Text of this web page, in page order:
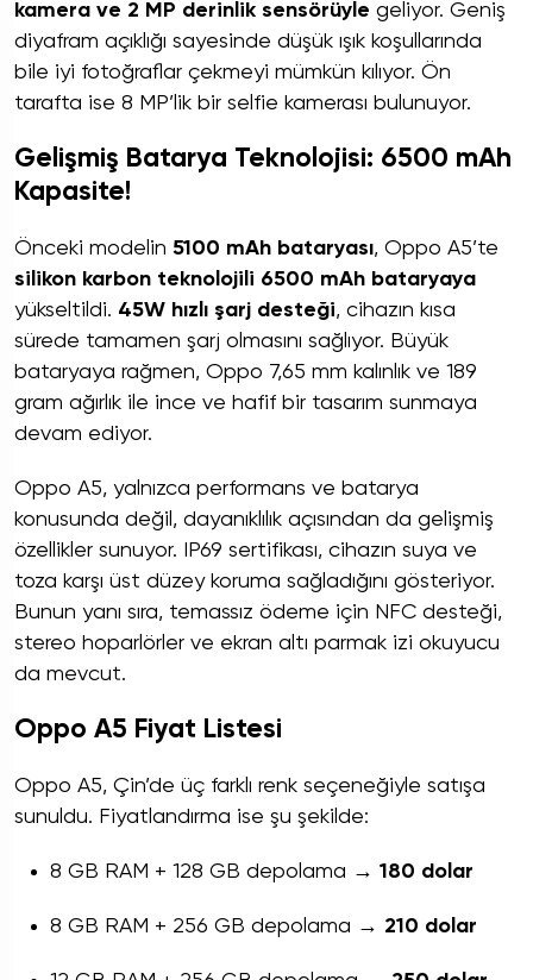
kamera ve 2 MP derinlik sensörüyle geliyor. Geniş
diyafram açıklığı sayesinde düşük ışık koşullarında
bile iyi fotoğraflar çekmeyi mümkün kılıyor. Ön
tarafta ise 8 MP’lik bir selfie kamerası bulunuyor.
Gelişmiş Batarya Teknolojisi: 6500 mAh
Kapasite!
Önceki modelin 5100 mAh bataryası, Oppo A5’te
silikon karbon teknolojili 6500 mAh bataryaya
yükseltildi. 45W hızlı şarj desteği, cihazın kısa
sürede tamamen şarj olmasını sağlıyor. Büyük
bataryaya rağmen, Oppo 7,65 mm kalınlık ve 189
gram ağırlık ile ince ve hafif bir tasarım sunmaya
devam ediyor.
Oppo A5, yalnızca performans ve batarya
konusunda değil, dayanıklılık açısından da gelişmiş
özellikler sunuyor. IP69 sertifikası, cihazın suya ve
toza karşı üst düzey koruma sağladığını gösteriyor.
Bunun yanı sıra, temassız ödeme için NFC desteği,
stereo hoparlörler ve ekran altı parmak izi okuyucu
da mevcut.
Oppo A5 Fiyat Listesi
Oppo A5, Çin’de üç farklı renk seçeneğiyle satışa
sunuldu. Fiyatlandırma ise şu şekilde:
8 GB RAM + 128 GB depolama → 180 dolar
8 GB RAM + 256 GB depolama → 210 dolar